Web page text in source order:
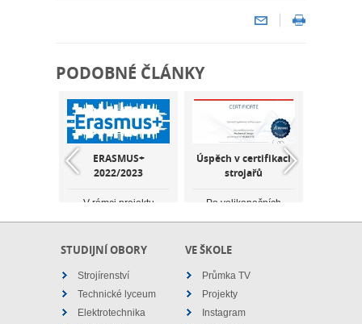
PODOBNÉ ČLÁNKY
ERASMUS+
2022/2023
V rámci projektu
škola Akreditaci na
2021-2027 na realizaci
odborných za...
Úspěch v certifikaci
strojařů
Po velikonočních
odstartováno první kolo
programu Solidworks.
pro...
STUDIJNÍ OBORY
Strojírenství
Technické lyceum
Elektrotechnika
VE ŠKOLE
Průmka TV
Projekty
Instagram